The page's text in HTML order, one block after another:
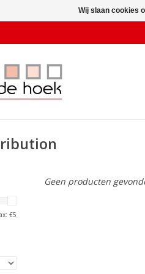
€5
Geen producten
Wij slaan cookies